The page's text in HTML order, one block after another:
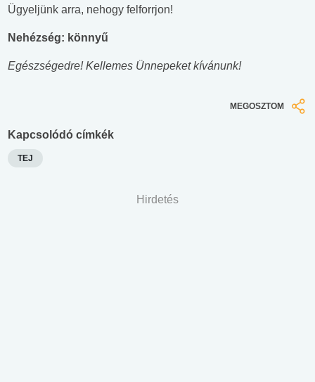
Ügyeljünk arra, nehogy felforrjon!
Nehézség: könnyű
Egészségedre! Kellemes Ünnepeket kívánunk!
MEGOSZTOM
Kapcsolódó címkék
TEJ
Hirdetés